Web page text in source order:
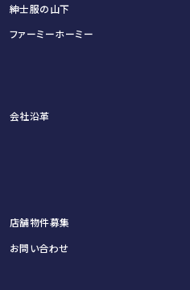
紳士服の山下
ファーミーホーミー
会社沿革
店舗物件募集
お問い合わせ